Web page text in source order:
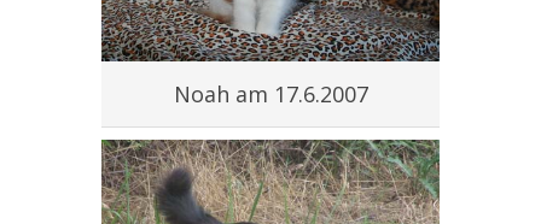
Noah am 17.6.2007